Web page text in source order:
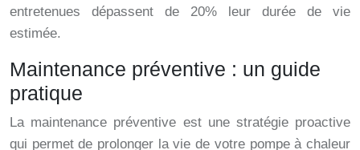
entretenues dépassent de 20% leur durée de vie
estimée.
Maintenance préventive : un guide
pratique
La maintenance préventive est une stratégie proactive
qui permet de prolonger la vie de votre pompe à chaleur